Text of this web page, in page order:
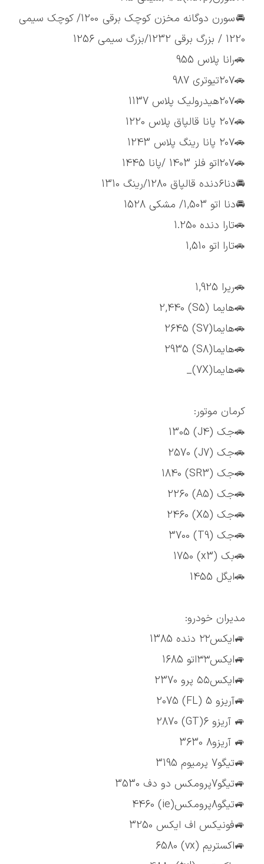
🚘سورن دوگانه مخزن کوچک برقی 1200/ کوچک سیمی
1220 / بزرگ برقی 1232/بزرگ سیمی 1256
🚗رانا پلاس 955
🚗۲۰۷تیوتری 987
🚗۲۰۷هیدرولیک پلاس 1137
🚗۲۰۷ پانا قالپاق پلاس 1220
🚗۲۰۷ پانا رینگ پلاس 1243
🚗۲۰۷اتو فلز 1403 /پانا 1445
🚘دنا۶دنده قالپاق 1280/رینگ 1310
🚘دنا اتو 1,503/ مشکی 1528
🚗تارا دنده 1.250
🚗تارا اتو 1,510
🚗ریرا 1,925
🚗هایما (S5) 2,440
🚗هایما(S7) 2645
🚗هایما(S8) 2935
🚗هایما(7X)_
کرمان موتور:
🚗جک (J4) 1305
🚗جک (J7) 2570
🚗جک (SR3) 1840
🚗جک (A5) 2260
🚗جک (X5) 2460
🚗جک (T9) 3700
🚗بک (x3) 1750
🚗ایگل 1455
مدیران خودرو:
🚙ایکس۲۲ دنده 1385
🚙ایکس۳۳اتو 1685
🚙ایکس۵۵ پرو 2370
🚙آریزو 5 (FL) 2075
🚙 آریزو 6(GT) 2870
🚙 آریزو8 3630
🚙تیگو7 پرمیوم 3195
🚙تیگو7پرومکس دو دف 3530
🚙تیگو8پرومکس(ie) 4460
🚙فونیکس اف ایکس 3250
🚙اکستریم (vx) 6580